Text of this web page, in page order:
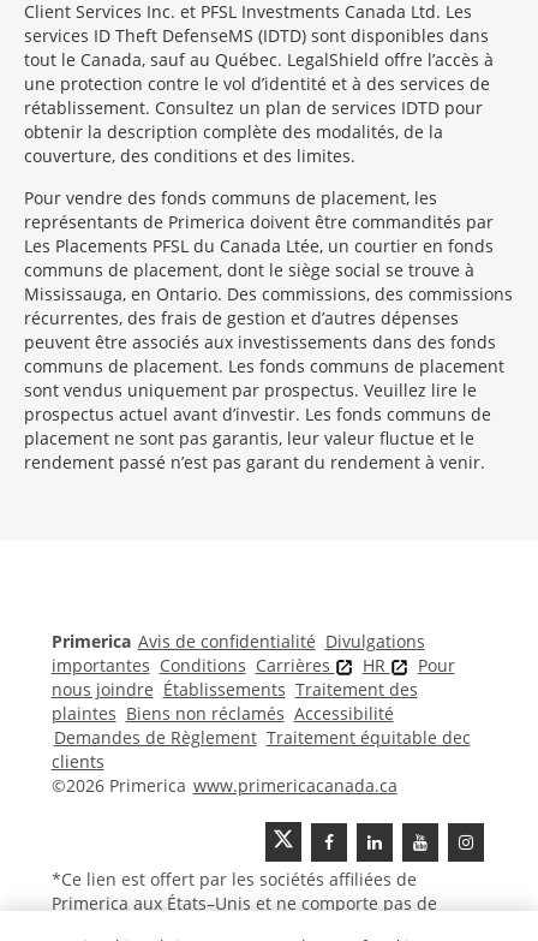
Client Services Inc. et PFSL Investments Canada Ltd. Les
services ID Theft DefenseMS (IDTD) sont disponibles dans
tout le Canada, sauf au Québec. LegalShield offre l’accès à
une protection contre le vol d’identité et à des services de
rétablissement. Consultez un plan de services IDTD pour
obtenir la description complète des modalités, de la
couverture, des conditions et des limites.
Pour vendre des fonds communs de placement, les
représentants de Primerica doivent être commandités par
Les Placements PFSL du Canada Ltée, un courtier en fonds
communs de placement, dont le siège social se trouve à
Mississauga, en Ontario. Des commissions, des commissions
récurrentes, des frais de gestion et d’autres dépenses
peuvent être associés aux investissements dans des fonds
communs de placement. Les fonds communs de placement
sont vendus uniquement par prospectus. Veuillez lire le
prospectus actuel avant d’investir. Les fonds communs de
placement ne sont pas garantis, leur valeur fluctue et le
rendement passé n’est pas garant du rendement à venir.
Primerica Avis de confidentialité Divulgations
importantes Conditions Carrières HR
Pour
nous joindre Établissements Traitement des
plaintes Biens non réclamés Accessibilité
Demandes de Règlement Traitement équitable dec
clients
©2026 Primerica www.primericacanada.ca
*Ce lien est offert par les sociétés affiliées de
Primerica aux États–Unis et ne comporte pas de